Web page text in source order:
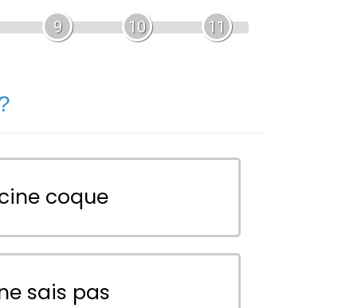
9 10 11
coque
sais pas